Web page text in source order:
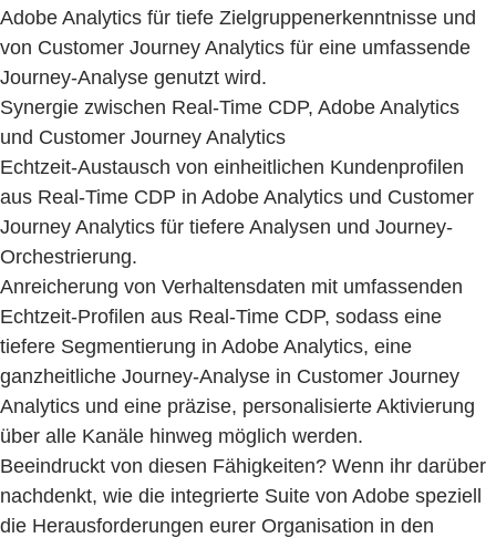
Adobe Analytics für tiefe Zielgruppenerkenntnisse und
von Customer Journey Analytics für eine umfassende
Journey-Analyse genutzt wird.
Synergie zwischen Real-Time CDP, Adobe Analytics
und Customer Journey Analytics
Echtzeit-Austausch von einheitlichen Kundenprofilen
aus Real-Time CDP in Adobe Analytics und Customer
Journey Analytics für tiefere Analysen und Journey-
Orchestrierung.
Anreicherung von Verhaltensdaten mit umfassenden
Echtzeit-Profilen aus Real-Time CDP, sodass eine
tiefere Segmentierung in Adobe Analytics, eine
ganzheitliche Journey-Analyse in Customer Journey
Analytics und eine präzise, personalisierte Aktivierung
über alle Kanäle hinweg möglich werden.
Beeindruckt von diesen Fähigkeiten? Wenn ihr darüber
nachdenkt, wie die integrierte Suite von Adobe speziell
die Herausforderungen eurer Organisation in den